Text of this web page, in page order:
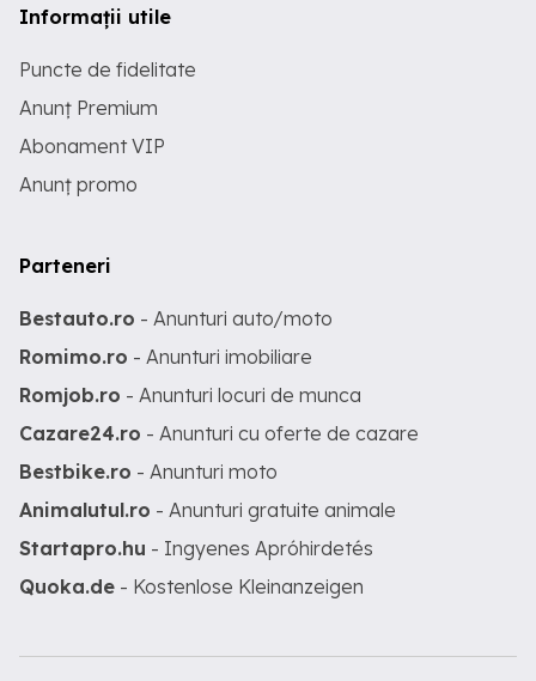
Informații utile
Puncte de fidelitate
Anunț Premium
Abonament VIP
Anunț promo
Parteneri
Bestauto.ro - Anunturi auto/moto
Romimo.ro - Anunturi imobiliare
Romjob.ro - Anunturi locuri de munca
Cazare24.ro - Anunturi cu oferte de cazare
Bestbike.ro - Anunturi moto
Animalutul.ro - Anunturi gratuite animale
Startapro.hu - Ingyenes Apróhirdetés
Quoka.de - Kostenlose Kleinanzeigen